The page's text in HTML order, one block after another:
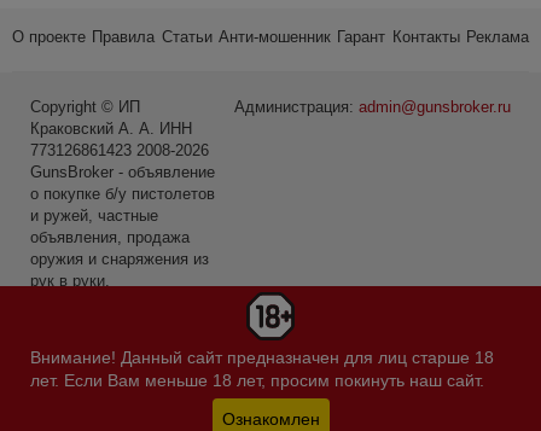
Внимание! Данный сайт предназначен для лиц старше 18
лет. Если Вам меньше 18 лет, просим покинуть наш сайт.
Ознакомлен
О проекте Правила Статьи Анти-мошенник Гарант Контакты Реклама
Администрация: admin@gunsbroker.ru
Copyright © ИП
Краковский А. А. ИНН
773126861423 2008-2026
GunsBroker - объявление
о покупке б/у пистолетов
и ружей, частные
объявления, продажа
оружия и снаряжения из
рук в руки.
и рыбалка по данным
Яндекс.Радар за